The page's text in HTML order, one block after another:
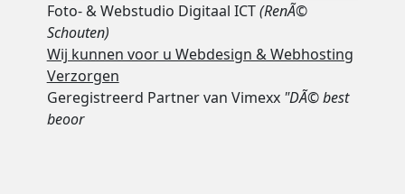
Foto- & Webstudio Digitaal ICT(RenÃ©
Schouten)
Wij kunnen voor u Webdesign & Webhosting
Verzorgen
Geregistreerd Partner van Vimexx "DÃ© best
beoor